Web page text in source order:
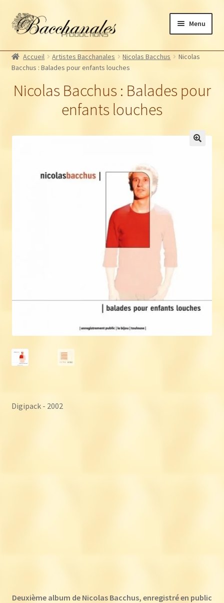
Aller
à
navigation
Aller
au
Menu
Artistes Bacchanales
Souscriptions
Accueil Artistes Bacchanales Nicolas Bacchus
Nicolas
Bacchus : Balades pour enfants louches
Nicolas Bacchus : Balades pour
enfants louches
Digipack - 2002
Deuxième album de Nicolas Bacchus, enregistré en public